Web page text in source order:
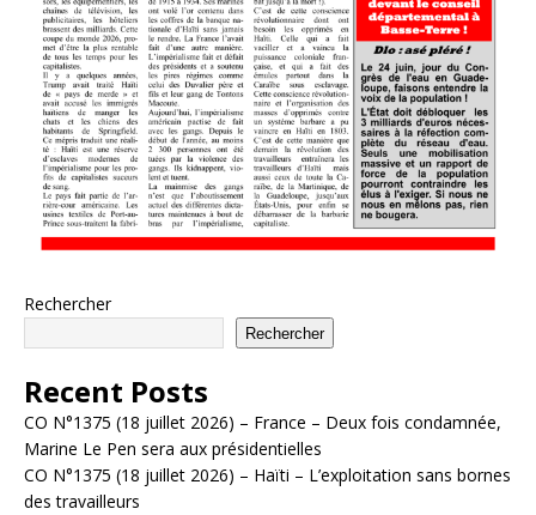
Rechercher
Rechercher
Recent Posts
CO N°1375 (18 juillet 2026) – France – Deux fois condamnée,
Marine Le Pen sera aux présidentielles
CO N°1375 (18 juillet 2026) – Haïti – L’exploitation sans bornes
des travailleurs